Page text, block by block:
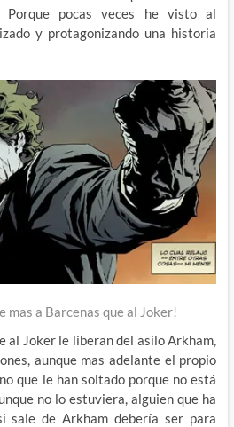
Porque pocas veces he visto al
y protagonizando una historia
mas a Barcenas que al Joker!
al Joker le liberan del asilo Arkham,
aunque mas adelante el propio
que le han soltado porque no está
no lo estuviera, alguien que ha
sale de Arkham debería ser para